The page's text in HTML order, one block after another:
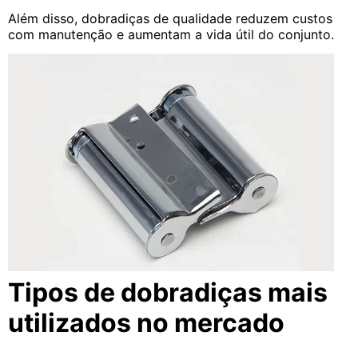
Além disso, dobradiças de qualidade reduzem custos
com manutenção e aumentam a vida útil do conjunto.
Tipos de dobradiças mais
utilizados no mercado